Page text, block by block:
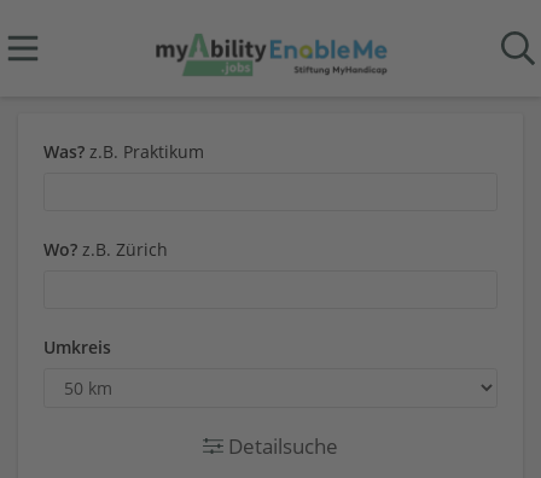
Was? z.B. Praktikum
Wo? z.B. Zürich
Umkreis
Detailsuche